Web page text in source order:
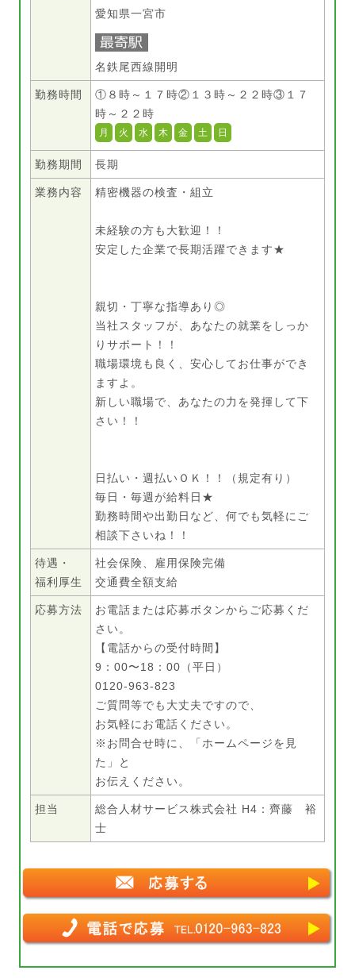
愛知県一宮市
名鉄尾西線開明
勤務時間
①８時～１７時②１３時～２２時③１７
時～２２時
月 火 水 木 金 土 日
勤務期間 長期
業務内容 精密機器の検査・組立
未経験の方も大歓迎！！
安定した企業で長期活躍できます★
親切・丁寧な指導あり◎
当社スタッフが、あなたの就業をしっか
りサポート！！
職場環境も良く、安心してお仕事ができ
ますよ。
新しい職場で、あなたの力を発揮して下
さい！！
日払い・週払いＯＫ！！（規定有り）
毎日・毎週が給料日★
勤務時間や出勤日など、何でも気軽にご
相談下さいね！！
待遇・
福利厚生
社会保険、雇用保険完備
交通費全額支給
応募方法
お電話または応募ボタンからご応募くだ
さい。
【電話からの受付時間】
9：00〜18：00（平日）
0120-963-823
ご質問等でも大丈夫ですので、
お気軽にお電話ください。
※お問合せ時に、「ホームページを見
た」と
お伝えください。
担当
総合人材サービス株式会社 H4：齊藤 裕
士